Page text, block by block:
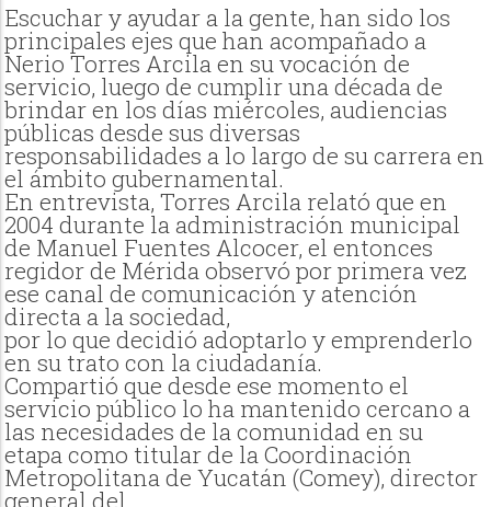
Escuchar y ayudar a la gente, han sido los
principales ejes que han acompañado a
Nerio Torres Arcila en su vocación de
servicio, luego de cumplir una década de
brindar en los días miércoles, audiencias
públicas desde sus diversas
responsabilidades a lo largo de su carrera en
el ámbito gubernamental.
En entrevista, Torres Arcila relató que en
2004 durante la administración municipal
de Manuel Fuentes Alcocer, el entonces
regidor de Mérida observó por primera vez
ese canal de comunicación y atención
directa a la sociedad,
por lo que decidió adoptarlo y emprenderlo
en su trato con la ciudadanía.
Compartió que desde ese momento el
servicio público lo ha mantenido cercano a
las necesidades de la comunidad en su
etapa como titular de la Coordinación
Metropolitana de Yucatán (Comey), director
general del